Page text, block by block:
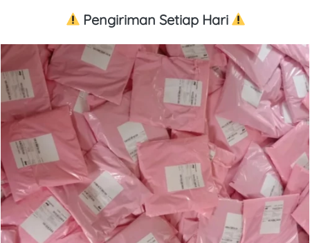
Pengiriman Setiap Hari